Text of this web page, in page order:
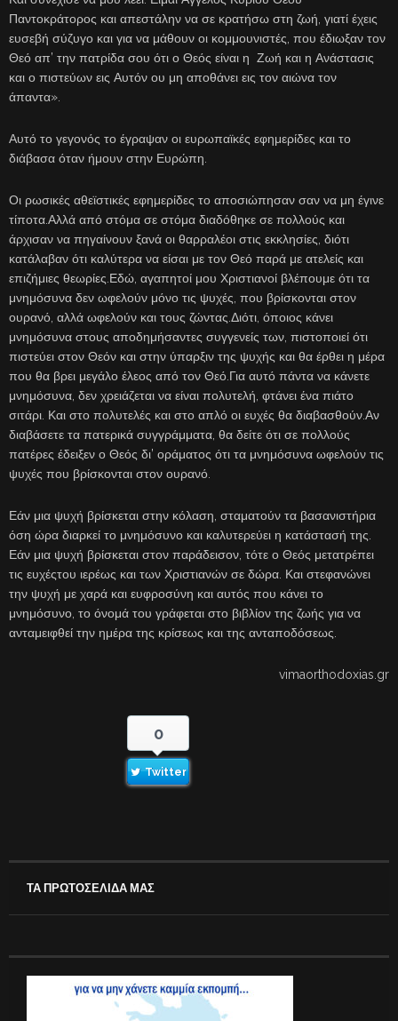
Παντοκράτορος και απεστάλην να σε κρατήσω στη ζωή, γιατί έχεις
ευσεβή σύζυγο και για να μάθουν οι κομμουνιστές, που έδιωξαν τον
Θεό απ’ την πατρίδα σου ότι ο Θεός είναι η Ζωή και η Ανάστασις
και ο πιστεύων εις Αυτόν ου μη αποθάνει εις τον αιώνα τον
άπαντα».
Αυτό το γεγονός το έγραψαν οι ευρωπαϊκές εφημερίδες και το
διάβασα όταν ήμουν στην Ευρώπη.
Οι ρωσικές αθεϊστικές εφημερίδες το αποσιώπησαν σαν να μη έγινε
τίποτα.Αλλά από στόμα σε στόμα διαδόθηκε σε πολλούς και
άρχισαν να πηγαίνουν ξανά οι θαρραλέοι στις εκκλησίες, διότι
κατάλαβαν ότι καλύτερα να είσαι με τον Θεό παρά με ατελείς και
επιζήμιες θεωρίες.Εδώ, αγαπητοί μου Χριστιανοί βλέπουμε ότι τα
μνημόσυνα δεν ωφελούν μόνο τις ψυχές, που βρίσκονται στον
ουρανό, αλλά ωφελούν και τους ζώντας.Διότι, όποιος κάνει
μνημόσυνα στους αποδημήσαντες συγγενείς των, πιστοποιεί ότι
πιστεύει στον Θεόν και στην ύπαρξιν της ψυχής και θα έρθει η μέρα
που θα βρει μεγάλο έλεος από τον Θεό.Για αυτό πάντα να κάνετε
μνημόσυνα, δεν χρειάζεται να είναι πολυτελή, φτάνει ένα πιάτο
σιτάρι. Και στο πολυτελές και στο απλό οι ευχές θα διαβασθούν.Αν
διαβάσετε τα πατερικά συγγράμματα, θα δείτε ότι σε πολλούς
πατέρες έδειξεν ο Θεός δι’ οράματος ότι τα μνημόσυνα ωφελούν τις
ψυχές που βρίσκονται στον ουρανό.
Εάν μια ψυχή βρίσκεται στην κόλαση, σταματούν τα βασανιστήρια
όση ώρα διαρκεί το μνημόσυνο και καλυτερεύει η κατάστασή της.
Εάν μια ψυχή βρίσκεται στον παράδεισον, τότε ο Θεός μετατρέπει
τις ευχέςτου ιερέως και των Χριστιανών σε δώρα. Και στεφανώνει
την ψυχή με χαρά και ευφροσύνη και αυτός που κάνει το
μνημόσυνο, το όνομά του γράφεται στο βιβλίον της ζωής για να
ανταμειφθεί την ημέρα της κρίσεως και της ανταποδόσεως.
vimaorthodoxias.gr
0
Twitter
ΤΑ ΠΡΩΤΟΣΕΛΙΔΑ ΜΑΣ